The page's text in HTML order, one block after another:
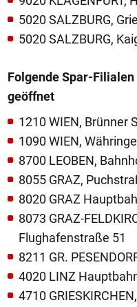
5020 SALZBURG,
5020 SALZBURG,
Folgende Spar-
geöffnet
1210 WIEN, Brünner
1090 WIEN,
8700 LEOBEN,
8055 GRAZ,
8020 GRAZ
8073 GRAZ-
Flughafenstraße 51
8211 GR.
4020 LINZ
4710